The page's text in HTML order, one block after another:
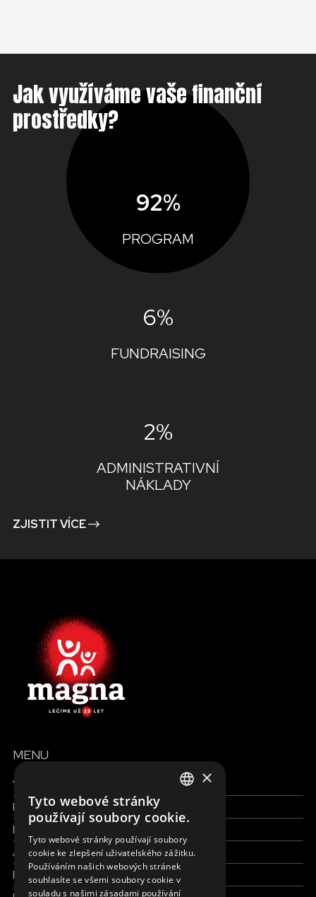
Jak využíváme vaše finanční
prostředky?
92%
PROGRAM
6%
FUNDRAISING
2%
ADMINISTRATIVNÍ
NÁKLADY
ZJISTIT VÍCE
MENU
Všechny formy pomoci
Finance a reporty
Pracujte s námi
Aktuálně
Kdo jsme
CZECH
×
Tyto webové stránky
používají soubory cookie.
Tyto webové stránky používají soubory
cookie ke zlepšení uživatelského zážitku.
Používáním našich webových stránek
souhlasíte se všemi soubory cookie v
souladu s našimi zásadami používání